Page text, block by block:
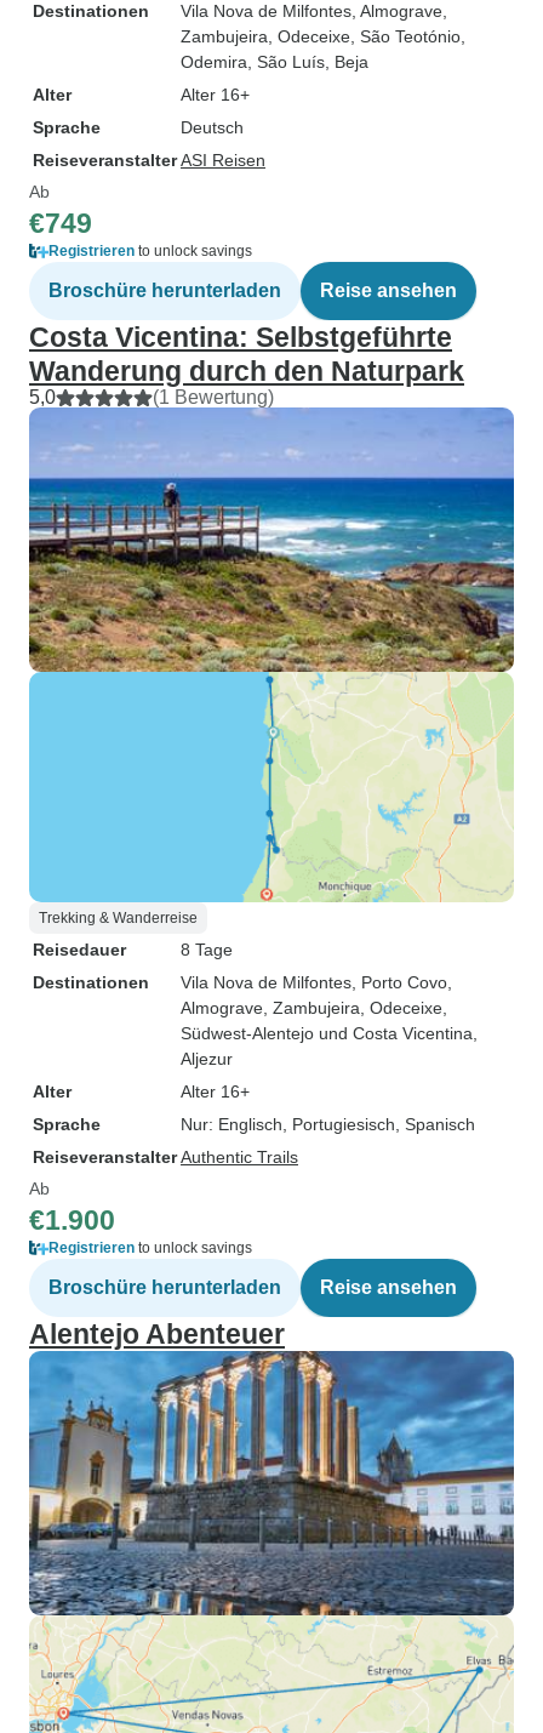
Destinationen
Vila Nova de Milfontes , Almograve
Zambujeira , Odeceixe , São Teotónio
Odemira , São Luís, Beja
Alter
Alter 16+
Sprache
Deutsch
ReiseveranstalterASI Reisen
Ab
€749
Registrieren to unlock savings
Broschüre herunterladen Reise ansehen
Costa Vicentina: Selbstgeführte
Wanderung durch den Naturpark
5,0 (1 Bewertung)
Trekking & Wanderreise
Reisedauer
8 Tage
Destinationen
Vila Nova de Milfontes , Porto Covo
Almograve , Zambujeira , Odeceixe
Südwest-Alentejo und Costa Vicentina
Aljezur
Alter
Alter 16+
Sprache
Nur: Englisch, Portugiesisch, Spanisch
ReiseveranstalterAuthentic Trails
Ab
€1.900
Registrieren to unlock savings
Broschüre herunterladen Reise ansehen
Alentejo Abenteuer